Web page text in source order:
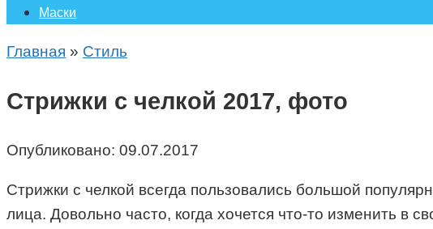
Маски
Главная » Стиль
Стрижки с челкой 2017, фото
Опубликовано: 09.07.2017
Стрижки с челкой всегда пользовались большой
лица. Довольно часто, когда хочется что-то изменить в